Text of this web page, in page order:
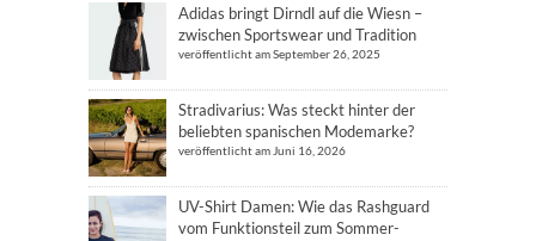
Adidas bringt Dirndl auf die Wiesn –
zwischen Sportswear und Tradition
veröffentlicht am September 26, 2025
Stradivarius: Was steckt hinter der
beliebten spanischen Modemarke?
veröffentlicht am Juni 16, 2026
UV-Shirt Damen: Wie das Rashguard
vom Funktionsteil zum Sommer-